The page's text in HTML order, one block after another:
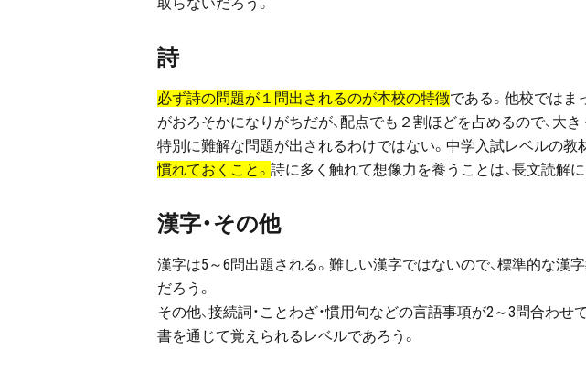
詩
必ず詩の問題が１問出されるのが本校の特徴である。他校では
がおろそかになりがちだが、配点でも２割ほどを占めるので、大
特別に難解な問題が出されるわけではない。中学入試レベルの教
慣れておくこと。 詩に多く触れて想像力を養うことは、長文読解
漢字・その他
漢字は5～6問出題される。難しい漢字ではないので、標準的な漢
だろう。
その他、接続詞・ことわざ・慣用句などの言語事項が2～3問合わ
書を通じて覚えられるレベルであろう。